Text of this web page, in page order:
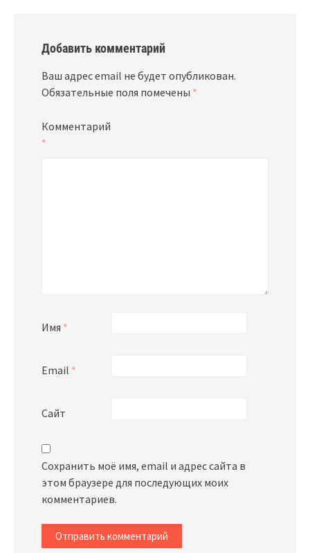
Добавить комментарий
Ваш адрес email не будет опубликован.
Обязательные поля помечены *
Комментарий
*
Имя *
Email *
Сайт
Сохранить моё имя, email и адрес сайта в
этом браузере для последующих моих
комментариев.